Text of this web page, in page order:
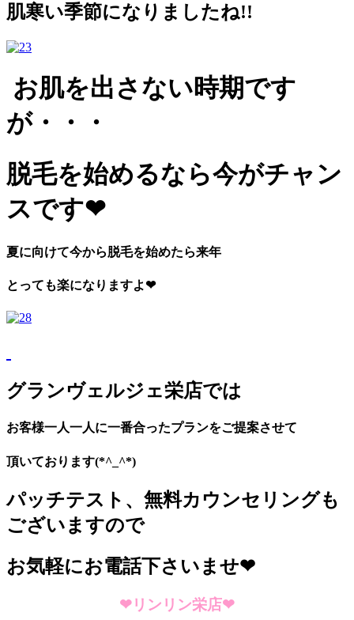
肌寒い季節になりましたね!!
お肌を出さない時期です
が・・・
脱毛を始めるなら今がチャン
スです❤
夏に向けて今から脱毛を始めたら来年
とっても楽になりますよ❤
グランヴェルジェ栄店では
お客様一人一人に一番合ったプランをご提案させて
頂いております(*^_^*)
パッチテスト、無料カウンセリングも
ございますので
お気軽にお電話下さいませ❤
❤リンリン栄店❤